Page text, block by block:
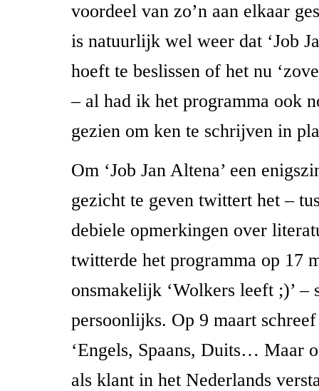
voordeel van zo’n aan elkaar
is natuurlijk wel weer dat ‘Job
hoeft te beslissen of het nu
– al had ik het programma ook
gezien om ken te schrijven in
Om ‘Job Jan Altena’ een
gezicht te geven twittert het –
debiele opmerkingen over
twitterde het programma op 17
onsmakelijk ‘Wolkers leeft ;)’ –
persoonlijks. Op 9 maart
‘Engels, Spaans, Duits… Maar
als klant in het Nederlands